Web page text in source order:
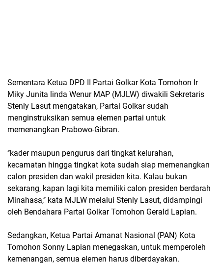
Sementara Ketua DPD II Partai Golkar Kota Tomohon Ir
Miky Junita linda Wenur MAP (MJLW) diwakili Sekretaris
Stenly Lasut mengatakan, Partai Golkar sudah
menginstruksikan semua elemen partai untuk
memenangkan Prabowo-Gibran.
‘’kader maupun pengurus dari tingkat kelurahan,
kecamatan hingga tingkat kota sudah siap memenangkan
calon presiden dan wakil presiden kita. Kalau bukan
sekarang, kapan lagi kita memiliki calon presiden berdarah
Minahasa,’’ kata MJLW melalui Stenly Lasut, didampingi
oleh Bendahara Partai Golkar Tomohon Gerald Lapian.
Sedangkan, Ketua Partai Amanat Nasional (PAN) Kota
Tomohon Sonny Lapian menegaskan, untuk memperoleh
kemenangan, semua elemen harus diberdayakan.